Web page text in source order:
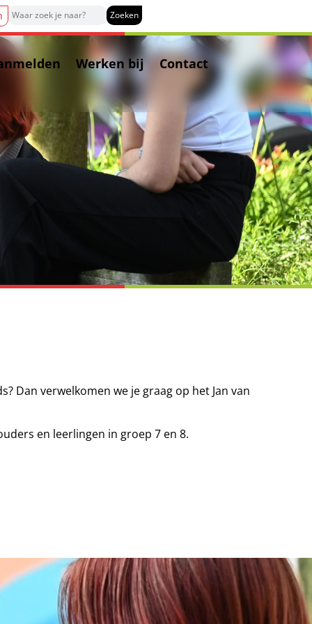
Werken bij Contact
Dan verwelkomen we je graag op het Jan van
en leerlingen in groep 7 en 8.